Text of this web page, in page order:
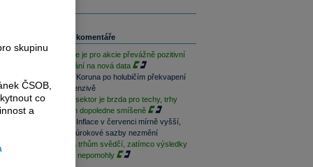
Související komentáře
Závěr týdne je pro akcie převážně pozitivní
při vyčkávání na nová data
Rozbřesk: Koruna po holubičím překvapení
ČNB v defenzivě
Paměťový sektor je brzda pro techy, trhy
jsou na tom dopoledne smíšeně
Rozbřesk: Inflace v červenci mírně vyšší,
ČNB dnes úrokové sazby nezmění
Geopolitika trhům svědčí, zatímco výsledky
sentimentu nepomohly
skupinu
ČSOB,
co
a